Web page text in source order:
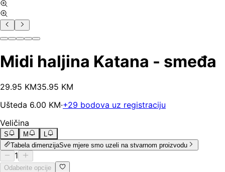
Midi haljina Katana - smeđa
29.95 KM35.95 KM
Ušteda 6.00 KM·+29 bodova uz registraciju
Veličina
S M
L
Tabela dimenzijaSve mjere smo uzeli na stvarnom proizvodu
1
Odaberite opcije